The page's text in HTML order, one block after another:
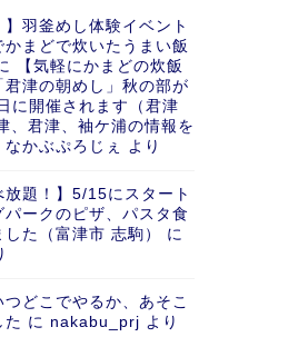
】羽釜めし体験イベント
かまどで炊いたうまい飯
【気軽にかまどの炊飯
津の朝めし」秋の部が
に開催されます（君津
、君津、袖ケ浦の情報を
かぶぷろじぇ
より
放題！】5/15にスタート
パークのピザ、パスタ食
た（富津市 志駒）
に
どこでやるか、あそこ
た に nakabu_prj より